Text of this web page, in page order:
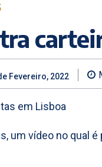
Fevereiro, 2022
um vídeo no qual